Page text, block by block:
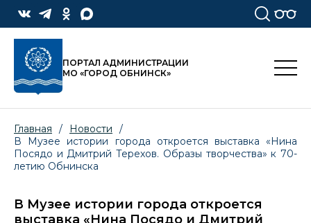
ПОРТАЛ АДМИНИСТРАЦИИ
МО «ГОРОД ОБНИНСК»
Главная / Новости
/
В Музее истории города откроется выставка «Нина
Посядо и Дмитрий Терехов. Образы творчества» к 70-
летию Обнинска
В Музее истории города откроется
выставка «Нина Посядо и Дмитрий